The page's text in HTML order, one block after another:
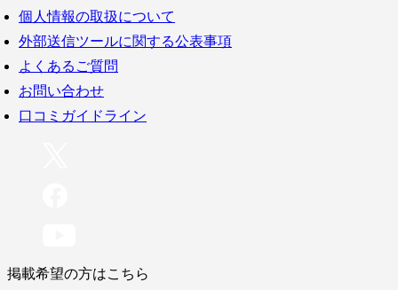
個人情報の取扱について
外部送信ツールに関する公表事項
よくあるご質問
お問い合わせ
口コミガイドライン
掲載希望の方はこちら